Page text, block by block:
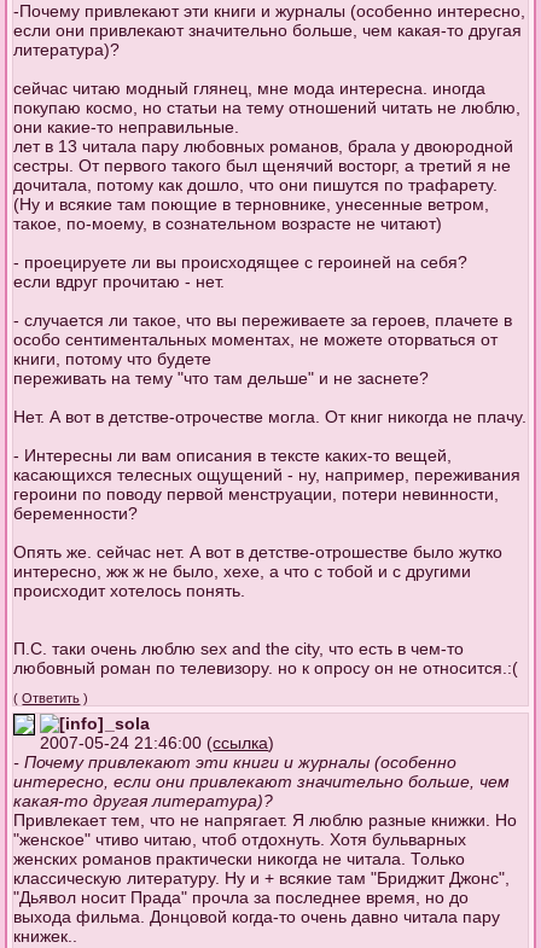
-Почему привлекают эти книги и журналы (особенно интересно,
если они привлекают значительно больше, чем какая-то другая
литература)?
сейчас читаю модный глянец, мне мода интересна. иногда
покупаю космо, но статьи на тему отношений читать не люблю,
они какие-то неправильные.
лет в 13 читала пару любовных романов, брала у двоюродной
сестры. От первого такого был щенячий восторг, а третий я не
дочитала, потому как дошло, что они пишутся по трафарету.
(Ну и всякие там поющие в терновнике, унесенные ветром,
такое, по-моему, в сознательном возрасте не читают)
- проецируете ли вы происходящее с героиней на себя?
если вдруг прочитаю - нет.
- случается ли такое, что вы переживаете за героев, плачете в
особо сентиментальных моментах, не можете оторваться от
книги, потому что будете
переживать на тему "что там дельше" и не заснете?
Нет. А вот в детстве-отрочестве могла. От книг никогда не плачу.
- Интересны ли вам описания в тексте каких-то вещей,
касающихся телесных ощущений - ну, например, переживания
героини по поводу первой менструации, потери невинности,
беременности?
Опять же. сейчас нет. А вот в детстве-отрошестве было жутко
интересно, жж ж не было, хехе, а что с тобой и с другими
происходит хотелось понять.
П.С. таки очень люблю sex and the city, что есть в чем-то
любовный роман по телевизору. но к опросу он не относится.:(
(Ответить )
_sola
2007-05-24 21:46:00 (ссылка)
- Почему привлекают эти книги и журналы (особенно
интересно, если они привлекают значительно больше, чем
какая-то другая литература)?
Привлекает тем, что не напрягает. Я люблю разные книжки. Но
"женское" чтиво читаю, чтоб отдохнуть. Хотя бульварных
женских романов практически никогда не читала. Только
классическую литературу. Ну и + всякие там "Бриджит Джонс",
"Дьявол носит Прада" прочла за последнее время, но до
выхода фильма. Донцовой когда-то очень давно читала пару
книжек..